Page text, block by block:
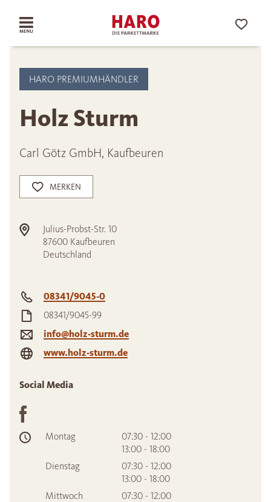
HARO PREMIUMHÄNDLER
Holz Sturm
Carl Götz GmbH, Kaufbeuren
MERKEN
Julius-Probst-Str. 10
87600 Kaufbeuren
Deutschland
08341/9045-0
08341/9045-99
info@holz-sturm.de
www.holz-sturm.de
Social Media
Montag
07:30 - 12:00
13:00 - 18:00
Dienstag
07:30 - 12:00
13:00 - 18:00
Mittwoch
07:30 - 12:00